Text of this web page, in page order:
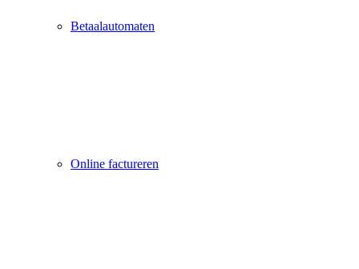
Betaalautomaten
Online factureren